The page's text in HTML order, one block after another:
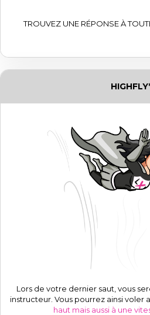
TROUVEZ UNE RÉPONSE À
Lors de votre dernier saut, vous
instructeur. Vous pourrez ainsi voler
haut mais aussi à une